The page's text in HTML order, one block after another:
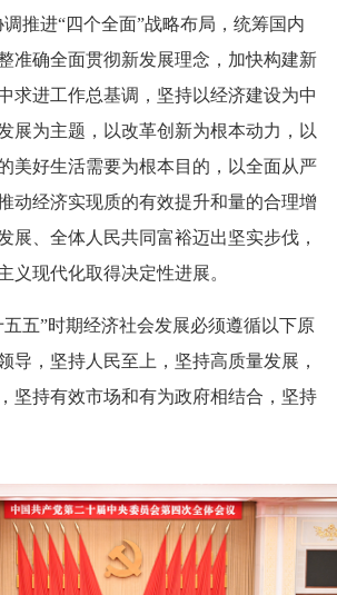
推进“四个全面”战略布局，统筹国内
准确全面贯彻新发展理念，加快构建新
求进工作总基调，坚持以经济建设为中
展为主题，以改革创新为根本动力，以
美好生活需要为根本目的，以全面从严
动经济实现质的有效提升和量的合理增
展、全体人民共同富裕迈出坚实步伐，
义现代化取得决定性进展。
五五”时期经济社会发展必须遵循以下原
导，坚持人民至上，坚持高质量发展，
坚持有效市场和有为政府相结合，坚持